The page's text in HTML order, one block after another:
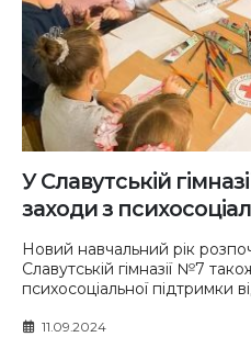
У Славутській
заходи з
Новий навчальний рік
Славутській гімназії №7
психосоціальної підтримки
11.09.2024